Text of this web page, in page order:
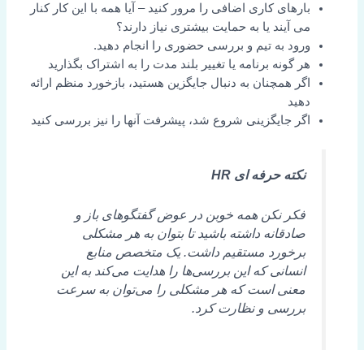
بارهای کاری اضافی را مرور کنید – آیا همه با این کار کنار
می آیند یا به حمایت بیشتری نیاز دارند؟
ورود به تیم و بررسی حضوری را انجام دهید.
هر گونه برنامه یا تغییر بلند مدت را به اشتراک بگذارید
اگر همچنان به دنبال جایگزین هستید، بازخورد منظم ارائه
دهید
اگر جایگزینی شروع شد، پیشرفت آنها را نیز بررسی کنید
نکته حرفه ای HR
فکر نکن همه خوبن در عوض گفتگوهای باز و
صادقانه داشته باشید تا بتوان به هر مشکلی
برخورد مستقیم داشت. یک متخصص منابع
انسانی که این بررسی‌ها را هدایت می‌کند به این
معنی است که هر مشکلی را می‌توان به سرعت
بررسی و نظارت کرد.